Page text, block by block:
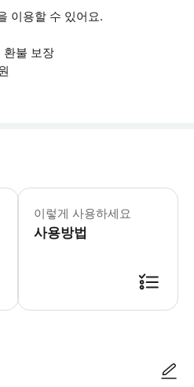
이용할 수 있어요.
환불 보장
- 사용 유의사항
이렇게 사용하세요
사용방법